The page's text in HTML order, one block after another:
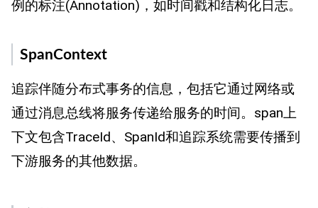
例的标注(Annotation)，如时间戳和结构化日志。
SpanContext
追踪伴随分布式事务的信息，包括它通过网络或
通过消息总线将服务传递给服务的时间。span上
下文包含TraceId、SpanId和追踪系统需要传播到
下游服务的其他数据。